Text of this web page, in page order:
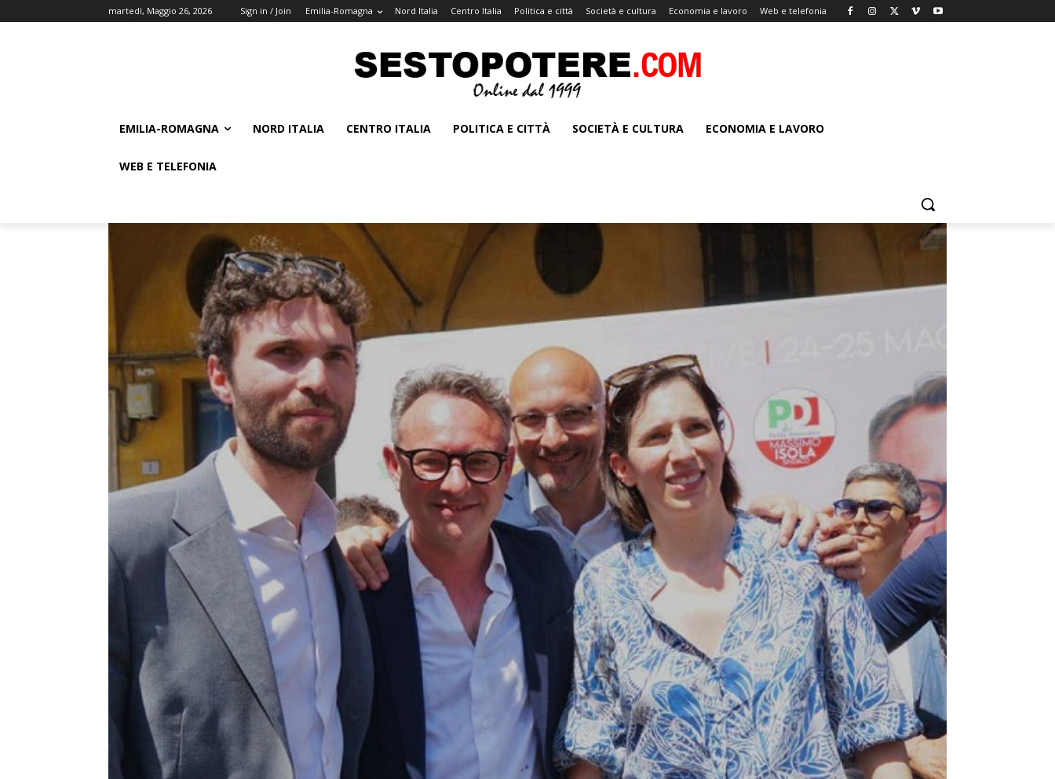
martedì, Maggio 26, 2026 Sign in / Join Emilia-Romagna Nord Italia Centro Italia Politica e città Società e cultura Economia e lavoro Web e telefonia
EMILIA-ROMAGNA NORD ITALIA CENTRO ITALIA POLITICA E CITTÀ SOCIETÀ E CULTURA ECONOMIA E LAVORO
WEB E TELEFONIA